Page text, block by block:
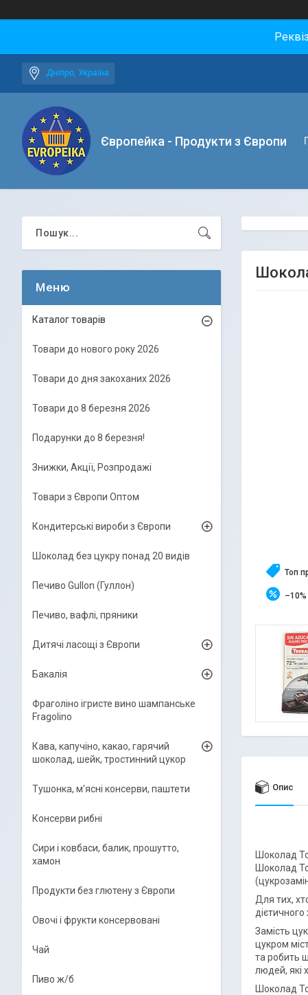
Дніпро, Україна
Європейка - Продукти з Європи
Топ
–10%
Опис
Шоколад
Шоколад
Для тих,
Замість
цукром
та робить
людей, які
Шоколад
Каталог товарів
Товари до нового року 2026
Товари до дня закоханих 2026
Товари до 8 березня 2026
Подарунки до 8 березня!
Знижки, Акції, Розпродажі
Товари з Європи Оптом
Кондитерські вироби з Європи
Шоколад без цукру понад 20 видів
Печиво Gullon (Гуллон)
Печиво, вафлі, пряники
Дитячі ласощі з Європи
Бакалія
Фраголіно ігристе вино шампанське
Fragolino
Кава, капучіно, какао, гарячий
шоколад, шейк, тростинний цукор
Тушонка, м'ясні консерви, паштети
Консерви рибні
Сири і ковбаси, балик, прошутто,
хамон
Продукти без глютену з Європи
Овочі і фрукти консервовані
Чай
Пиво ж/б